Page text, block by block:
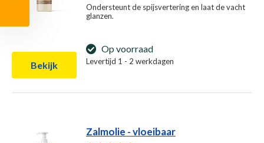
Bekijk
Ondersteunt de spijsvertering en laat de vacht
glanzen.
Op voorraad
Levertijd 1 - 2 werkdagen
Zalmolie - vloeibaar